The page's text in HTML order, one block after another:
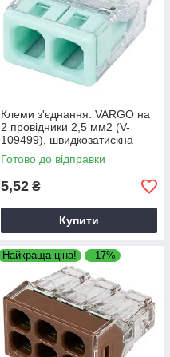
Клеми з'єднання. VARGO на
2 провідники 2,5 мм2 (V-
109499), швидкозатискна
клема для електропроводки
Готово до відправки
5,52 ₴
Купити
Найкраща ціна! –17%